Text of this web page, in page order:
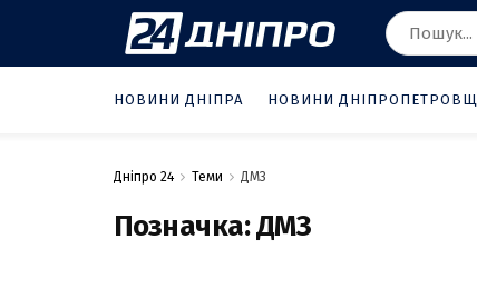
НОВИНИ ДНІПРА НОВИНИ
Дніпро 24 Теми ДМЗ
Позначка:ДМЗ